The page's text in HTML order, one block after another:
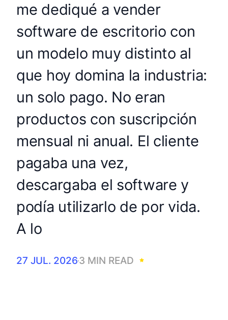
me dediqué a vender
software de escritorio con
un modelo muy distinto al
que hoy domina la industria:
un solo pago. No eran
productos con suscripción
mensual ni anual. El cliente
pagaba una vez,
descargaba el software y
podía utilizarlo de por vida.
A lo
27 JUL. 20263 MIN READ